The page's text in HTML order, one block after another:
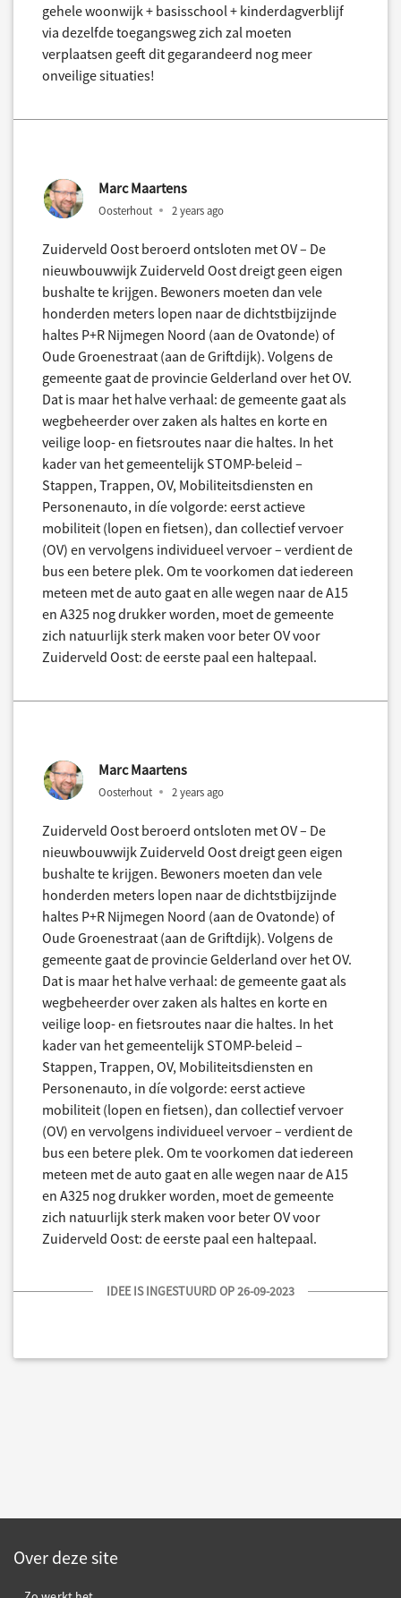
gehele woonwijk + basisschool + kinderdagverblijf
via dezelfde toegangsweg zich zal moeten
verplaatsen geeft dit gegarandeerd nog meer
onveilige situaties!
Marc Maartens
Oosterhout 2 years ago
Zuiderveld Oost beroerd ontsloten met OV – De
nieuwbouwwijk Zuiderveld Oost dreigt geen eigen
bushalte te krijgen. Bewoners moeten dan vele
honderden meters lopen naar de dichtstbijzijnde
haltes P+R Nijmegen Noord (aan de Ovatonde) of
Oude Groenestraat (aan de Griftdijk). Volgens de
gemeente gaat de provincie Gelderland over het OV.
Dat is maar het halve verhaal: de gemeente gaat als
wegbeheerder over zaken als haltes en korte en
veilige loop- en fietsroutes naar die haltes. In het
kader van het gemeentelijk STOMP-beleid –
Stappen, Trappen, OV, Mobiliteitsdiensten en
Personenauto, in díe volgorde: eerst actieve
mobiliteit (lopen en fietsen), dan collectief vervoer
(OV) en vervolgens individueel vervoer – verdient de
bus een betere plek. Om te voorkomen dat iedereen
meteen met de auto gaat en alle wegen naar de A15
en A325 nog drukker worden, moet de gemeente
zich natuurlijk sterk maken voor beter OV voor
Zuiderveld Oost: de eerste paal een haltepaal.
Marc Maartens
Oosterhout 2 years ago
Zuiderveld Oost beroerd ontsloten met OV – De
nieuwbouwwijk Zuiderveld Oost dreigt geen eigen
bushalte te krijgen. Bewoners moeten dan vele
honderden meters lopen naar de dichtstbijzijnde
haltes P+R Nijmegen Noord (aan de Ovatonde) of
Oude Groenestraat (aan de Griftdijk). Volgens de
gemeente gaat de provincie Gelderland over het OV.
Dat is maar het halve verhaal: de gemeente gaat als
wegbeheerder over zaken als haltes en korte en
veilige loop- en fietsroutes naar die haltes. In het
kader van het gemeentelijk STOMP-beleid –
Stappen, Trappen, OV, Mobiliteitsdiensten en
Personenauto, in díe volgorde: eerst actieve
mobiliteit (lopen en fietsen), dan collectief vervoer
(OV) en vervolgens individueel vervoer – verdient de
bus een betere plek. Om te voorkomen dat iedereen
meteen met de auto gaat en alle wegen naar de A15
en A325 nog drukker worden, moet de gemeente
zich natuurlijk sterk maken voor beter OV voor
Zuiderveld Oost: de eerste paal een haltepaal.
IDEE IS INGESTUURD OP 26-09-2023
Over deze site